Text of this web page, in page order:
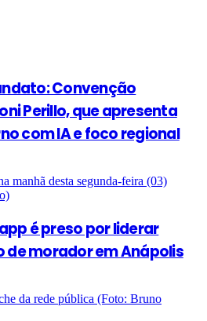
Convenção
Perillo, que apresenta
com IA e foco regional
é preso por liderar
morador em Anápolis